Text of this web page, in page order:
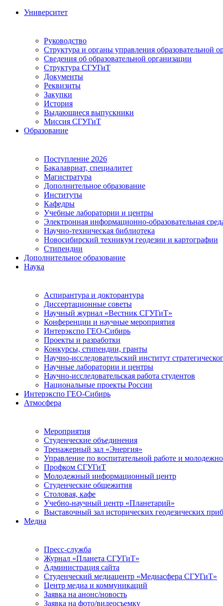
Университет
Руководство
Структура и органы управления образовательной
Сведения об образовательной организации
Структура СГУГиТ
Документы
Реквизиты
Закупки
История
Выдающиеся выпускники
Миссия СГУГиТ
Образование
Поступление 2026
Бакалавриат, специалитет
Магистратура
Дополнительное образование
Институты
Кафедры
Учебные лаборатории и центры
Электронная информационно-образовательная
Научно-техническая библиотека
Новосибирский техникум геодезии и картографии
Стипендии
Дополнительное образование
Наука
Аспирантура и докторантура
Диссертационные советы
Научный журнал «Вестник СГУГиТ»
Конференции и научные мероприятия
Интерэкспо ГЕО-Сибирь
Проекты и разработки
Конкурсы, стипендии, гранты
Научно-исследовательский институт
Научные лаборатории и центры
Научно-исследовательская работа студентов
Национальные проекты России
Интерэкспо ГЕО-Сибирь
Атмосфера
Мероприятия
Студенческие объединения
Тренажерный зал «Энергия»
Управление по воспитательной работе и
Профком СГУГиТ
Молодежный информационный центр
Студенческие общежития
Столовая, кафе
Учебно-научный центр «Планетарий»
Выставочный зал исторических геодезических
Медиа
Пресс-служба
Журнал «Планета СГУГиТ»
Администрация сайта
Студенческий медиацентр «Медиасфера СГУГиТ»
Центр медиа и коммуникаций
Заявка на анонс/новость
Заявка на фото/видеосъемку